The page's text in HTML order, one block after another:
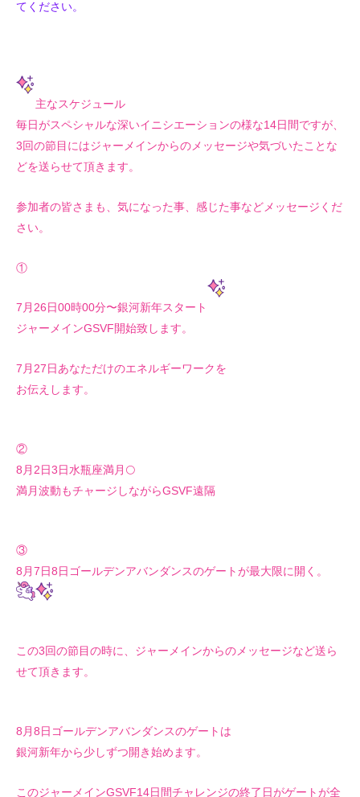
てください。
主なスケジュール
毎日がスペシャルな深いイニシエーションの様な14日間ですが、
3回の節目にはジャーメインからのメッセージや気づいたことな
どを送らせて頂きます。
参加者の皆さまも、気になった事、感じた事などメッセージくだ
さい。
①
7月26日00時00分〜銀河新年スタート
ジャーメインGSVF開始致します。
7月27日あなただけのエネルギーワークを
お伝えします。
②
8月2日3日水瓶座満月🌕
満月波動もチャージしながらGSVF遠隔
③
8月7日8日ゴールデンアバンダンスのゲートが最大限に開く。
この3回の節目の時に、ジャーメインからのメッセージなど送ら
せて頂きます。
8月8日ゴールデンアバンダンスのゲートは
銀河新年から少しずつ開き始めます。
このジャーメインGSVF14日間チャレンジの終了日がゲートが全